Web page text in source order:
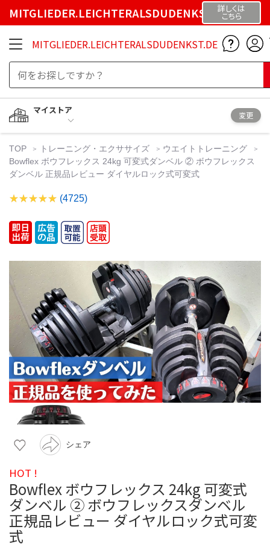
MITGLIEDER.LEICHTERALSDUDENKST.DE詳しくは
こちら
MITGLIEDER.LEICHTERALSDUDENKST.DE
マイストア
変更
TOP トレーニング・エクササイズ
ウエイトトレーニング
Bowflex ボウフレックス 24kg 可変式ダンベル ② ボウフレックス
ダンベル 正規品レビュー ダイヤルロック式可変式
(4725)
シェア
HOT !
Bowflex ボウフレックス 24kg 可変式
ダンベル ② ボウフレックスダンベル
正規品レビュー ダイヤルロック式可変
式